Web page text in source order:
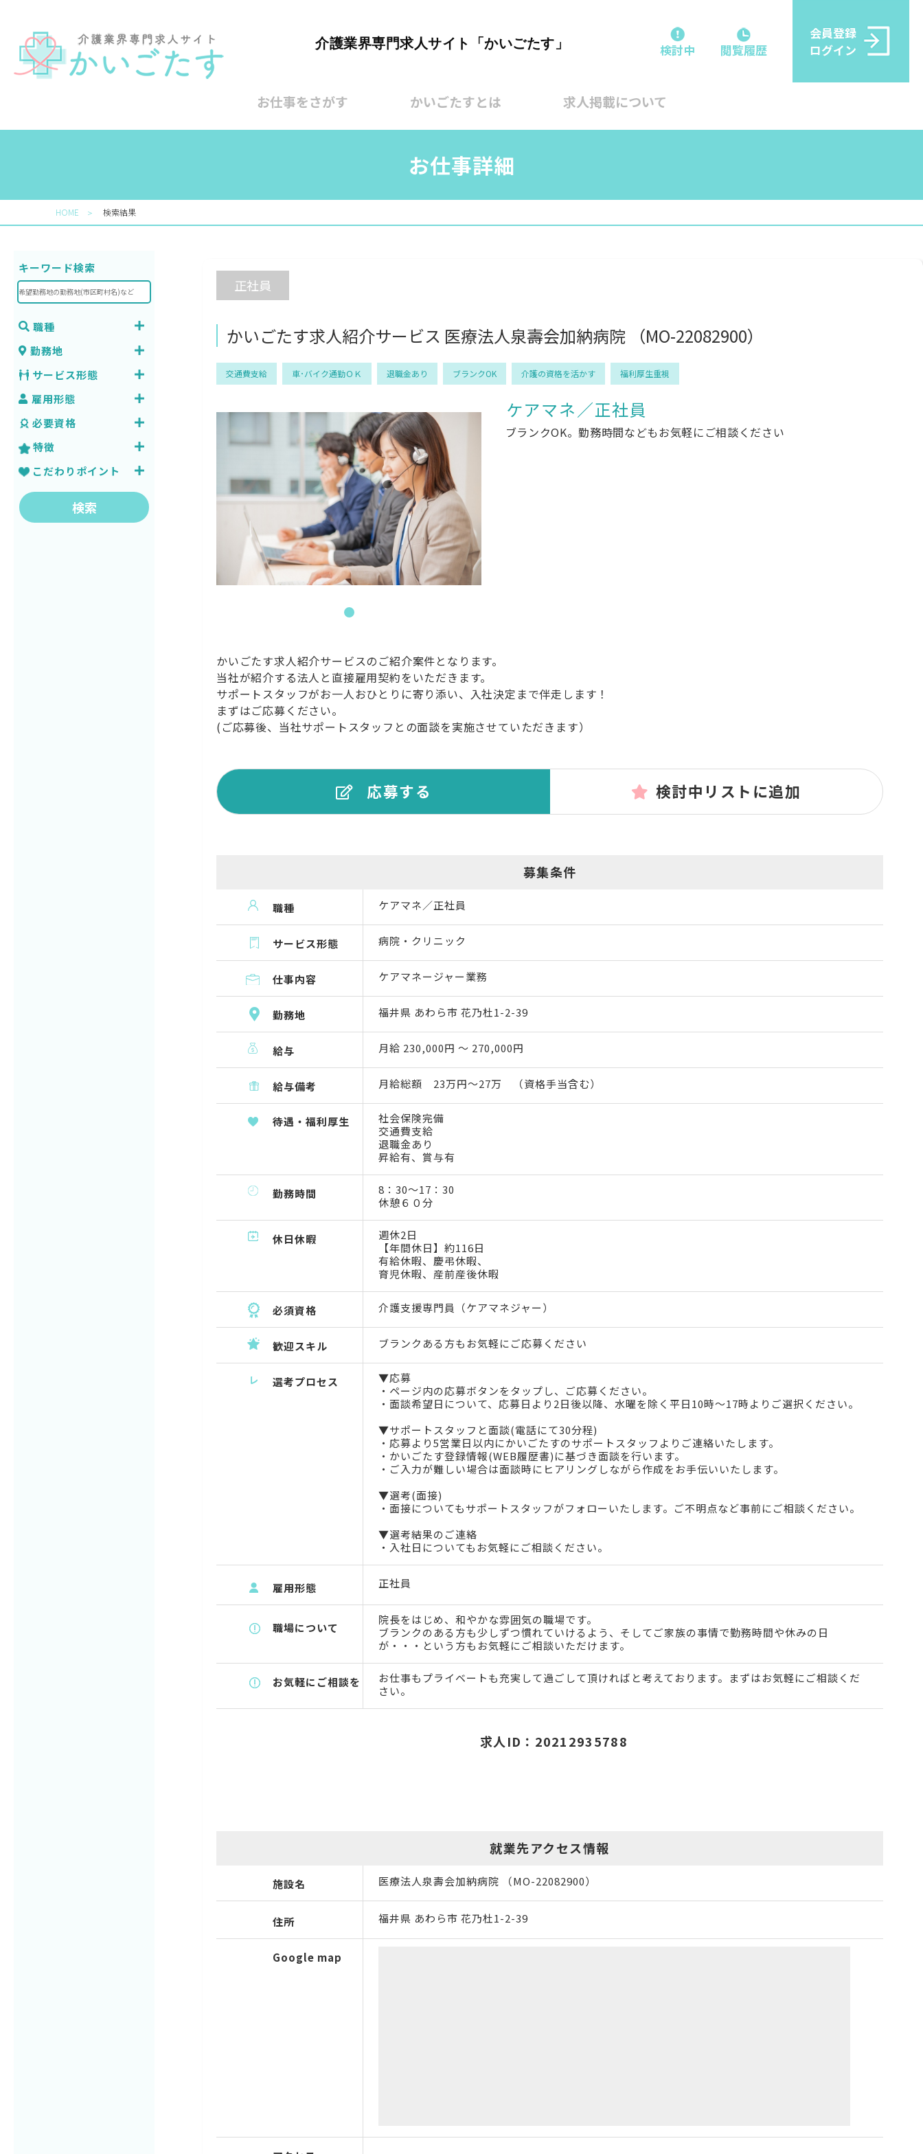
介護業界専門求人サイト「かいごたす」 検討中 閲覧履歴
会員登録
ログイン
お仕事をさがす かいごたすとは 求人掲載について
お仕事詳細
HOME ＞ 検索結果
キーワード検索
職種
勤務地
サービス形態
雇用形態
必要資格
特徴
こだわりポイント
検索
正社員
かいごたす求人紹介サービス 医療法人泉壽会加納病院 （MO-22082900）
交通費支給 車･バイク通勤ＯＫ 退職金あり ブランクOK 介護の資格を活かす 福利厚生重視
ケアマネ／正社員
ブランクOK。勤務時間などもお気軽にご相談ください
かいごたす求人紹介サービスのご紹介案件となります。
当社が紹介する法人と直接雇用契約をいただきます。
サポートスタッフがお一人おひとりに寄り添い、入社決定まで伴走します！
まずはご応募ください。
(ご応募後、当社サポートスタッフとの面談を実施させていただきます）
応募する 検討中リストに追加
募集条件
職種 ケアマネ／正社員
サービス形態 病院・クリニック
仕事内容 ケアマネージャー業務
勤務地 福井県 あわら市 花乃杜1-2-39
給与 月給 230,000円 〜 270,000円
給与備考 月給総額 23万円～27万 （資格手当含む）
待遇・福利厚生
社会保険完備
交通費支給
退職金あり
昇給有、賞与有
勤務時間
8：30～17：30
休憩６０分
休日休暇
週休2日
【年間休日】約116日
有給休暇、慶弔休暇、
育児休暇、産前産後休暇
必須資格 介護支援専門員（ケアマネジャー）
歓迎スキル ブランクある方もお気軽にご応募ください
選考プロセス
▼応募
・ページ内の応募ボタンをタップし、ご応募ください。
・面談希望日について、応募日より2日後以降、水曜を除く平日10時～17時よりご選択ください。
▼サポートスタッフと面談(電話にて30分程)
・応募より5営業日以内にかいごたすのサポートスタッフよりご連絡いたします。
・かいごたす登録情報(WEB履歴書)に基づき面談を行います。
・ご入力が難しい場合は面談時にヒアリングしながら作成をお手伝いいたします。
▼選考(面接)
・面接についてもサポートスタッフがフォローいたします。ご不明点など事前にご相談ください。
▼選考結果のご連絡
・入社日についてもお気軽にご相談ください。
雇用形態 正社員
職場について
院長をはじめ、和やかな雰囲気の職場です。
ブランクのある方も少しずつ慣れていけるよう、そしてご家族の事情で勤務時間や休みの日
が・・・という方もお気軽にご相談いただけます。
お気軽にご相談を
お仕事もプライベートも充実して過ごして頂ければと考えております。まずはお気軽にご相談くだ
さい。
求人ID：20212935788
就業先アクセス情報
施設名 医療法人泉壽会加納病院 （MO-22082900）
住所 福井県 あわら市 花乃杜1-2-39
Google map